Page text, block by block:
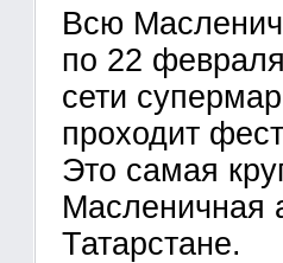
Всю
по 22
сети
проходит
Это самая
Масленичная
Татарстане.